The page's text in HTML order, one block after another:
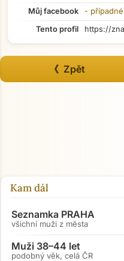
Můj facebook
-
Tento profil
https://
《 Zpět
Kam dál
Seznamka PRAHA
všichni muži z města
Muži 38–44 let
podobný věk, celá ČR